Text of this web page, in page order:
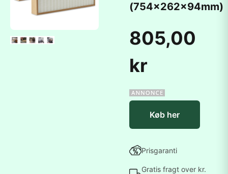
(754x262x94mm)
805,00
kr
Køb her
Prisgaranti
Gratis fragt over kr.